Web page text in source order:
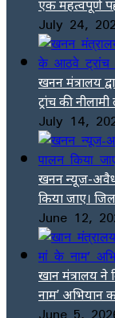
एक महत्वपूर्ण
July 24,
खनन मंत्रालय
ट्रांच की
July 14,
खनन न्यूज-अवैध
किया जाए।
June 12,
खान मंत्रालय ने
नाम’ अभियान